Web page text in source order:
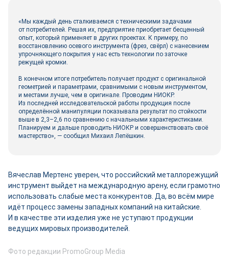
«Мы каждый день сталкиваемся с техническими задачами
от потребителей. Решая их, предприятие приобретает бесценный
опыт, который применяет в других проектах. К примеру, по
восстановлению осевого инструмента (фрез, свёрл) с нанесением
упрочняющего покрытия у нас есть технологии по заточке
режущей кромки.
В конечном итоге потребитель получает продукт с оригинальной
геометрией и параметрами, сравнимыми с новым инструментом,
и местами лучше, чем в оригинале. Проводим НИОКР.
Из последней исследовательской работы продукция после
определённой манипуляции показывала результат по стойкости
выше в 2,3–2,6 по сравнению с начальными характеристиками.
Планируем и дальше проводить НИОКР и совершенствовать своё
мастерство», — сообщил Михаил Лепёшкин.
Вячеслав Мертенс уверен, что российский металлорежущий
инструмент выйдет на международную арену, если грамотно
использовать слабые места конкурентов. Да, во всём мире
идёт процесс замены западных компаний на китайские.
И в качестве эти изделия уже не уступают продукции
ведущих мировых производителей.
Фото редакции PromoGroup Media